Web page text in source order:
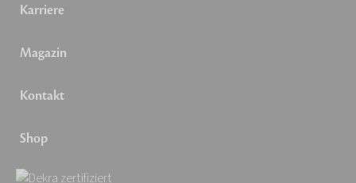
Karriere
Magazin
Kontakt
Shop